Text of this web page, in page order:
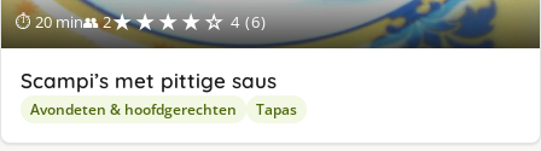
⏱ 20 min👥 2★★★★☆ 4 (6)
Scampi’s met pittige saus
Avondeten & hoofdgerechten Tapas